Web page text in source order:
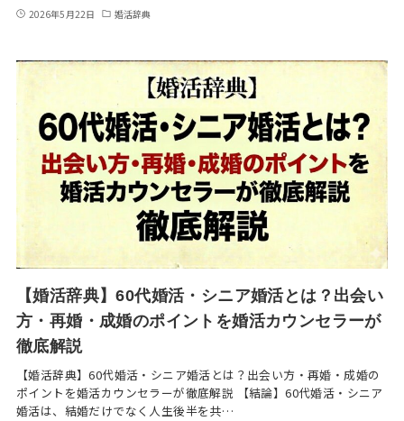
2026年5月22日 婚活辞典
【婚活辞典】60代婚活・シニア婚活とは？出会い
方・再婚・成婚のポイントを婚活カウンセラーが
徹底解説
【婚活辞典】60代婚活・シニア婚活とは？出会い方・再婚・成婚の
ポイントを婚活カウンセラーが徹底解説 【結論】60代婚活・シニア
婚活は、結婚だけでなく人生後半を共…